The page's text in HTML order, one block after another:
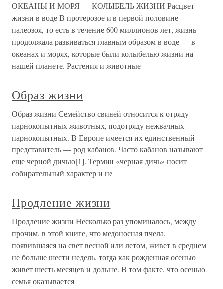
ОКЕАНЫ И МОРЯ — КОЛЫБЕЛЬ ЖИЗНИ Расцвет
жизни в воде В протерозое и в первой половине
палеозоя, то есть в течение 600 миллионов лет, жизнь
продолжала развиваться главным образом в воде — в
океанах и морях, которые были колыбелью жизни на
нашей планете. Растения и животные
Образ жизни
Образ жизни Семейство свиней относится к отряду
парнокопытных животных, подотряду нежвачных
парнокопытных. В Европе имеется их единственный
представитель — род кабанов. Часто кабанов называют
еще черной дичью[1]. Термин «черная дичь» носит
собирательный характер и не
Продление жизни
Продление жизни Несколько раз упоминалось, между
прочим, в этой книге, что медоносная пчела,
появившаяся на свет весной или летом, живет в среднем
не больше шести недель, тогда как рожденная осенью
живет шесть месяцев и дольше. В том факте, что осенью
семья оказывается